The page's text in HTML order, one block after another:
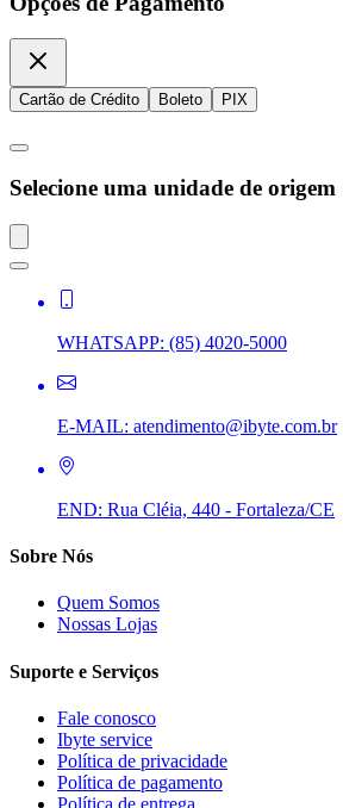
Cartão de Crédito Boleto PIX
Selecione uma unidade de origem
WHATSAPP: (85) 4020-5000
E-MAIL: atendimento@ibyte.com.br
END: Rua Cléia, 440 - Fortaleza/CE
Sobre Nós
Quem Somos
Nossas Lojas
Suporte e Serviços
Fale conosco
Ibyte service
Política de privacidade
Política de pagamento
Política de entrega